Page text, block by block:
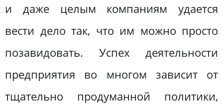
и даже целым компаниям удается
вести дело так, что им можно просто
позавидовать. Успех деятельности
предприятия во многом зависит от
тщательно продуманной политики,